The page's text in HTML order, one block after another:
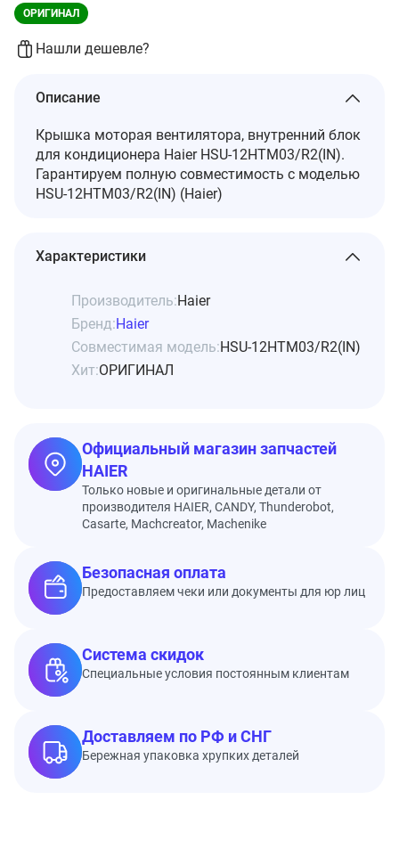
ОРИГИНАЛ
Нашли дешевле?
Описание
Крышка моторая вентилятора, внутренний блок
для кондиционера Haier HSU-12HTM03/R2(IN).
Гарантируем полную совместимость с моделью
HSU-12HTM03/R2(IN) (Haier)
Характеристики
Производитель:Haier
Бренд:Haier
Совместимая модель:HSU-12HTM03/R2(IN)
Хит:ОРИГИНАЛ
Официальный магазин запчастей
HAIER
Только новые и оригинальные детали от
производителя HAIER, CANDY, Thunderobot,
Casarte, Machcreator, Machenike
Безопасная оплата
Предоставляем чеки или документы для юр лиц
Система скидок
Специальные условия постоянным клиентам
Доставляем по РФ и СНГ
Бережная упаковка хрупких деталей